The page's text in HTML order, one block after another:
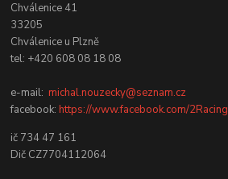
Chválenice 41
33205
Chválenice u Plzně
tel: +420 608 08 18 08
e-mail:michal.nouzecky@seznam.cz
facebook:https://www.facebook.com/2Racing
ič 734 47 161
Dič CZ7704112064